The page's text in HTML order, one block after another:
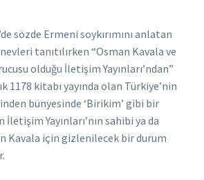
sözde Ermeni soykırımını anlatan
tanıtılırken “Osman Kavala ve
olduğu İletişim Yayınları’ndan”
1178 kitabı yayında olan Türkiye’nin
bünyesinde ‘Birikim’ gibi bir
İletişim Yayınları’nın sahibi ya da
Kavala için gizlenilecek bir durum